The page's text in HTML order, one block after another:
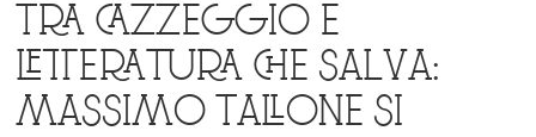
TRA CAZZEGGIO E
LETTERATURA CHE SALVA:
MASSIMO TALLONE SI